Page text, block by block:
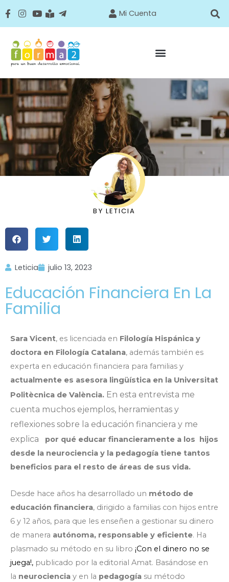
Mi Cuenta
BY LETICIA
Leticia julio 13, 2023
Educación Financiera En La
Familia
Sara Vicent, es licenciada en Filología Hispánica y
doctora en Filología Catalana, además también es
experta en educación financiera para familias y
actualmente es asesora lingüística en la Universitat
Politècnica de València. En esta entrevista me
cuenta muchos ejemplos, herramientas y
reflexiones sobre la educación financiera y me
explica por qué educar financieramente a los hijos
desde la neurociencia y la pedagogía tiene tantos
beneficios para el resto de áreas de sus vida.
Desde hace años ha desarrollado un método de
educación financiera, dirigido a familias con hijos entre
6 y 12 años, para que les enseñen a gestionar su dinero
de manera autónoma, responsable y eficiente. Ha
plasmado su método en su libro ¡Con el dinero no se
juega!, publicado por la editorial Amat. Basándose en
la neurociencia y en la pedagogía su método